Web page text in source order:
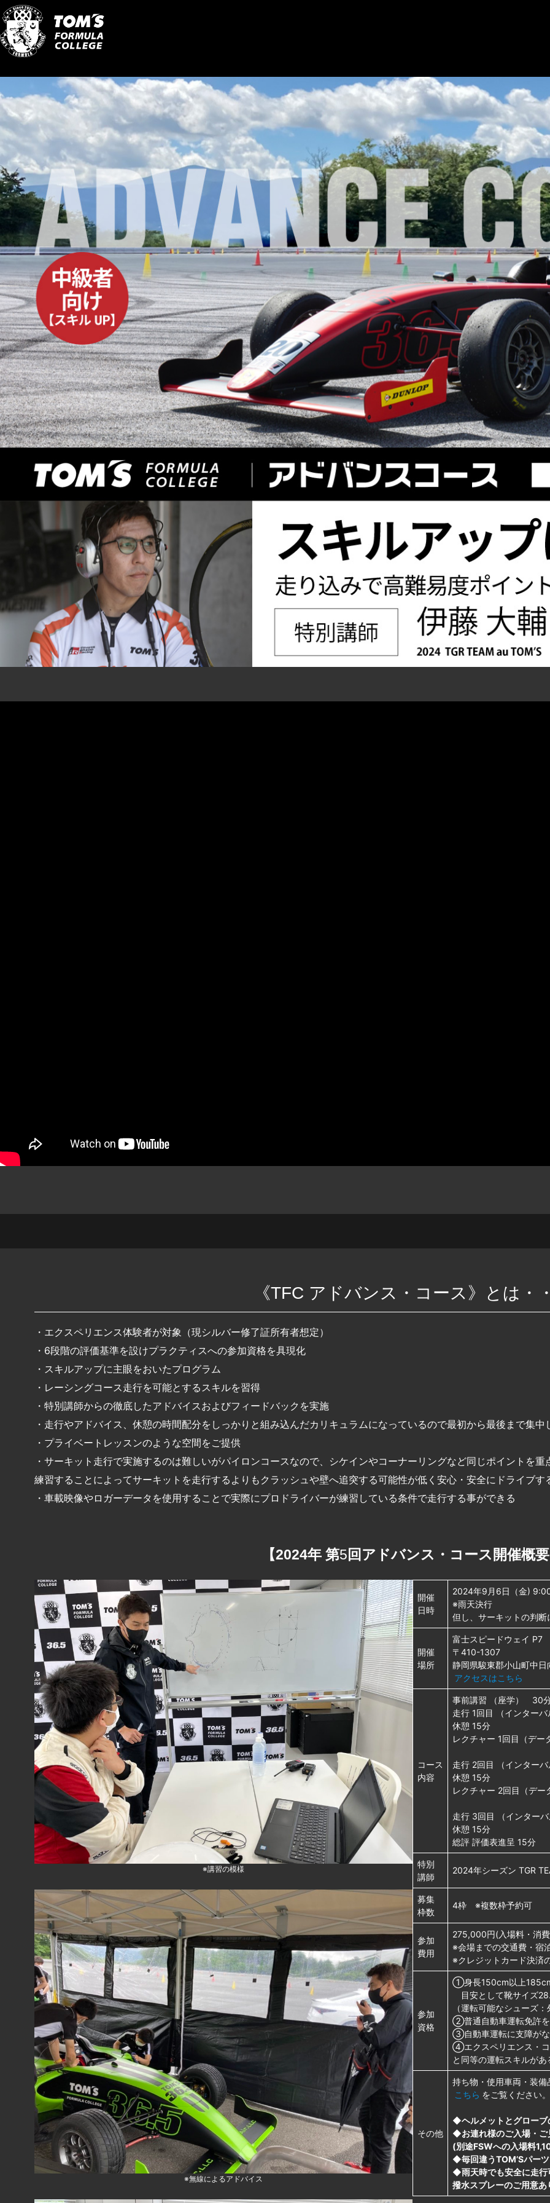
コ
ン
テ
ン
に
移
動
ナ
ビ
ゲ
ー
ョ
ン
に
移
動
《TFC アドバンス・コース》とは・
・エクスペリエンス体験者が対象（現シルバー修了証所有者想定）
・6段階の評価基準を設けプラクティスへの参加資格を具現化
・スキルアップに主眼をおいたプログラム
・レーシングコース走行を可能とするスキルを習得
・特別講師からの徹底したアドバイスおよびフィードバックを実施
・走行やアドバイス、休憩の時間配分をしっかりと組み込んだカリキュラムになっているので最初から最後まで集
・プライベートレッスンのような空間をご提供
・サーキット走行で実施するのは難しいがパイロンコースなので、シケインやコーナーリングなど同じポイントを
練習することによってサーキットを走行するよりもクラッシュや壁へ追突する可能性が低く安心・安全にドライブす
・車載映像やロガーデータを使用することで実際にプロドライバーが練習している条件で走行する事ができる
【2024年 第5回アドバンス・コース開催概
※講習の模様
※無線によるアドバイス
開催
日時
2024年9月6日（金)
※雨天決行
但し、サーキットの判
開催
場所
富士スピードウェイ P7
〒410-1307
静岡県駿東郡小山町中日
アクセスはこちら
コース
内容
事前講習 （座学） 30
走行 1回目 （インター
休憩 15分
レクチャー 1回目（デ
走行 2回目 （インター
休憩 15分
レクチャー 2回目（デ
走行 3回目 （インター
休憩 15分
総評 評価表進呈 15分
特別
講師
2024年シーズン TGR
募集
枠数
4枠 ※複数枠予約可
参加
費用
275,000円(入場料・消
※会場までの交通費・宿
※クレジットカード決済
参加
資格
①身長150cm以上
目安として靴サイズ
（運転可能なシューズ
②普通自動車運転免許
③自動車運転に支障が
④エクスペリエンス・コ
と同等の運転スキルが
その他
持ち物・使用車両・装
こちら をご覧ください。
◆ヘルメットとグローブ
◆お連れ様のご入場・ご
(別途FSWへの入場料
◆毎回違うTOM’Sパー
◆雨天時でも安全に走行
撥水スプレーのご用意あ